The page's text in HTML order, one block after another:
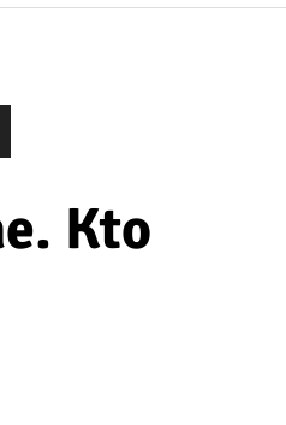
Kto